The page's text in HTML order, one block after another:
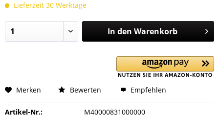
Lieferzeit 30 Werktage
In den Warenkorb
Merken Bewerten Empfehlen
Artikel-Nr.: M40000831000000